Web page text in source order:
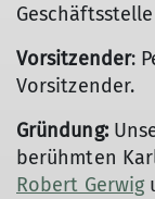
Vorsitzender:
Vorsitzender.
Gründung:
berühmten
Robert Gerwig